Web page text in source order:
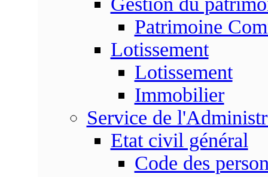
Patrimoine
Lotissement
Lotissement
Immobilier
Service de
Etat civil général
Code des